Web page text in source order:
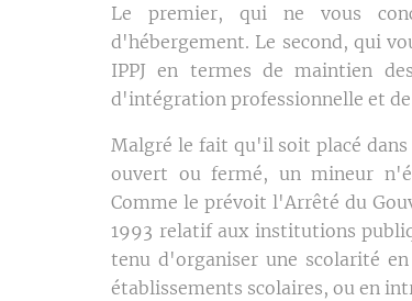
Le premier, qui ne vous
d'hébergement. Le second, qui
IPPJ en termes de maintien
d'intégration professionnelle et
Malgré le fait qu'il soit placé dans
ouvert ou fermé, un mineur
Comme le prévoit l'Arrêté du
1993 relatif aux institutions
tenu d'organiser une scolarité
établissements scolaires, ou en